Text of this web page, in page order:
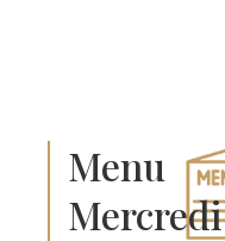
Menu
Mercredi